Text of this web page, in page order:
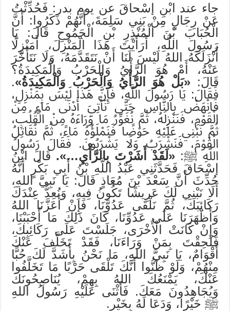
جاء عند ابْنِ إسْحاقَ عن يوم بدر: فَحُدِّثْتُ
عَنْ رِجَالٍ مِنْ بَنِي سَلِمَةَ، أَنَّهُمْ ذَكَرُوا: أَنَّ
الْحُبَابَ بْنَ الْمُنْذِرِ بْنِ الْجَمُوحِ قَالَ: يَا
رَسُولَ اللَّهِ، أَرَأَيْتَ هَذَا الْمَنْزِلَ، أَمَنْزِلًا
أَنْزَلَكَهُ اللهُ لَيْسَ لَنَا أَنْ نَتَقَدَّمَهُ، وَلَا نَتَأَخَّرَ
عَنْهُ، أَمْ هُوَ الرَّأْيُ وَالْحَرْبُ وَالْمَكِيدَةُ؟
قَالَ: «بَلْ هُوَ الرَّأْيُ وَالْحَرْبُ وَالْمَكِيدَةُ».
فَقَالَ: يَا رَسُولَ اللَّهِ، فَإِنَّ هَذَا لَيْسَ بِمَنْزِلِ،
فَانْهَضْ بِالنَّاسِ حَتَّى نَأْتِيَ أَدْنَى مَاءٍ مِنْ
الْقَوْمِ، فَنَنْزِلَهُ، ثُمَّ نُغَوِّرُ مَا وَرَاءَهُ مِنْ الْقُلُبِ،
ثُمَّ نَبْنِي عَلَيْهِ حَوْضًا فَنَمْلَؤُهُ مَاءً، ثُمَّ نُقَاتِلُ
الْقَوْمَ، فَنَشْرَبُ وَلَا يَشْرَبُونَ. فَقَالَ رَسُولُ
اللَّهِ ﷺ:«لَقَدْ أَشَرْتَ بِالرَّأْيِ…». قَالَ ابْنُ
إسْحَاقَ فَحَدَّثَنِي عَبْدُ اللَّهِ بْنُ أَبِي بَكْرٍ أَنَّهُ
حُدِّثَ أَنَّ سَعْدَ بْنَ مُعَاذٍ قَالَ: يَا نَبِيَّ اللهِ،
أَلَا نَبْنِي لَكَ عَرِيشًا تَكُونُ فِيهِ، وَنُعِدُّ عِنْدَكَ
رَكَائِبَكَ، ثُمَّ نَلْقَى عَدُوَّنَا، فَإِنْ أَعَزَّنَا اللهُ
وَأَظْهَرَنَا عَلَى عَدُوِّنَا، كَانَ ذَلِكَ مَا أَحْبَبْنَا،
وَإِنْ كَانَتْ الْأُخْرَى، جَلَسْتَ عَلَى رَكَائِبِكَ،
فَلَحِقْتَ بِمَنْ وَرَاءَنَا، فَقَدْ تَخَلَّفَ عَنْكَ
أَقْوَامٌ، يَا نَبِيَّ اللهِ، مَا نَحْنُ بِأَشَدَّ لَكَ حُبًّا
مِنْهُمْ، وَلَوْ ظَنُّوا أَنَّكَ تَلْقَى حَرْبًا مَا تَخَلَّفُوا
عَنْكَ، يَمْنَعُكَ اللهُ بِهِمْ، يُنَاصِحُونَكَ
وَيُجَاهِدُونَ مَعَكَ. فَأَثْنَى عَلَيْهِ رَسُولُ اللهِ
ﷺ خَيْرًا، وَدَعَا لَهُ بِخَيْر.